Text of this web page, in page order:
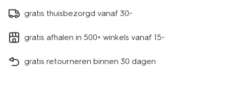
gratis thuisbezorgd vanaf 30.-
gratis afhalen in 500+ winkels vanaf 15.-
gratis retourneren binnen 30 dagen